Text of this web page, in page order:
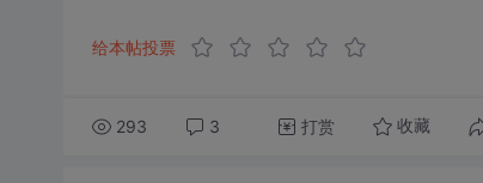
给本帖投票
293 3 打赏 收藏